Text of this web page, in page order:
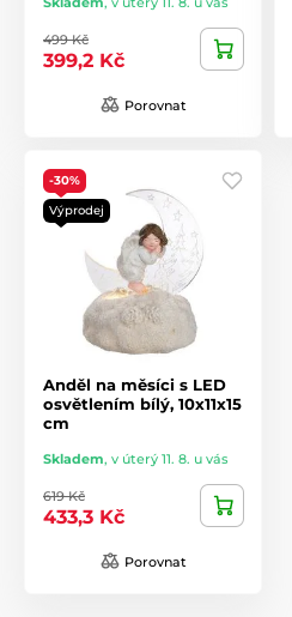
499 Kč
399,2 Kč
Porovnat
-30%
Výprodej
Anděl na měsíci s LED
osvětlením bílý, 10x11x15
cm
Skladem, v úterý 11. 8. u vás
619 Kč
433,3 Kč
Porovnat